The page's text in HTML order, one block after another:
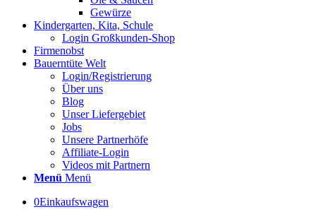
Gewürze
Kindergarten, Kita, Schule
Login Großkunden-Shop
Firmenobst
Bauerntüte Welt
Login/Registrierung
Über uns
Blog
Unser Liefergebiet
Jobs
Unsere Partnerhöfe
Affiliate-Login
Videos mit Partnern
Menü Menü
0Einkaufswagen